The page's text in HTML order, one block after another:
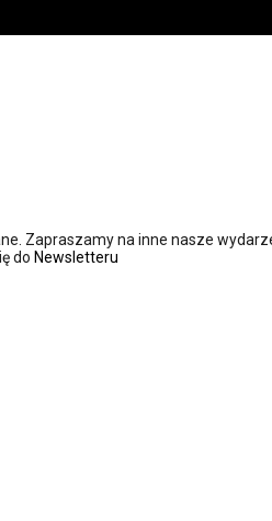
Zapraszamy na inne nasze
do Newsletteru